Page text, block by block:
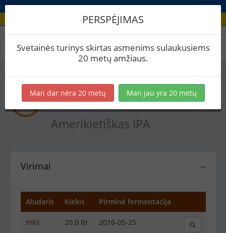
Recepto virimai
Mosaic SMASH
Amerikietiškas IPA
−
Virimai
Aludaris Kiekis Pirminė fermentacija
mkil 20.0 ltr 2016-05-25
PERSPĖJIMAS
Svetainės turinys skirtas asmenims sulaukusiems
20 metų amžiaus.
Man dar nėra 20 metų Man jau yra 20 metų